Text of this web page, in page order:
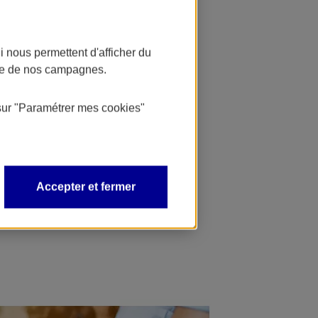
permettent d'afficher du
de nos campagnes.
"Paramétrer mes cookies"
Accepter et fermer